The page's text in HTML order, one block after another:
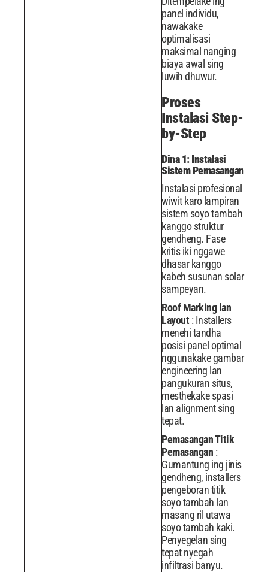
panel individu,
nawakake
optimalisasi
maksimal nanging
biaya awal sing
luwih dhuwur.
Proses
Instalasi Step-
by-Step
Dina 1: Instalasi
Sistem Pemasangan
Instalasi profesional
wiwit karo lampiran
sistem soyo tambah
kanggo struktur
gendheng. Fase
kritis iki nggawe
dhasar kanggo
kabeh susunan solar
sampeyan.
Roof Marking lan
Layout : Installers
menehi tandha
posisi panel optimal
nggunakake gambar
engineering lan
pangukuran situs,
mesthekake spasi
lan alignment sing
tepat.
Pemasangan Titik
Pemasangan :
Gumantung ing jinis
gendheng, installers
pengeboran titik
soyo tambah lan
masang ril utawa
soyo tambah kaki.
Penyegelan sing
tepat nyegah
infiltrasi banyu.